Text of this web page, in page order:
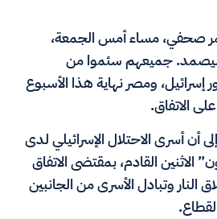
صحفي، مساء أمس الجمعة،
جميعهم سئموا من
إسرائيل، ومصر نهاية هذا الأسبوع
الاتفاق.
أن أسرى الاحتلال الإسرائيلي لدى
القادم، بمقتضى الاتفاق
وتبادل الأسرى من الجانبين